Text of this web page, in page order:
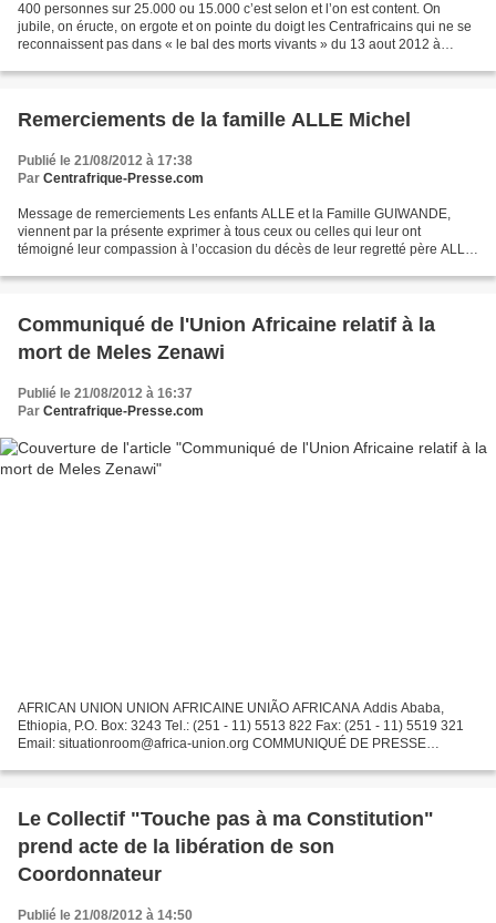
400 personnes sur 25.000 ou 15.000 c’est selon et l’on est content. On
jubile, on éructe, on ergote et on pointe du doigt les Centrafricains qui ne se
reconnaissent pas dans « le bal des morts vivants » du 13 aout 2012 à
Remerciements de la famille ALLE Michel
Publié le 21/08/2012 à 17:38
Par Centrafrique-Presse.com
Message de remerciements Les enfants ALLE et la Famille GUIWANDE,
viennent par la présente exprimer à tous ceux ou celles qui leur ont
témoigné leur compassion à l’occasion du décès de leur regretté père ALLE
Communiqué de l'Union Africaine relatif à la
mort de Meles Zenawi
Publié le 21/08/2012 à 16:37
Par Centrafrique-Presse.com
AFRICAN UNION UNION AFRICAINE UNIÃO AFRICANA Addis Ababa,
Ethiopia, P.O. Box: 3243 Tel.: (251 ‐ 11) 5513 822 Fax: (251 ‐ 11) 5519 321
Email: situationroom@africa‐union.org COMMUNIQUÉ DE PRESSE
Le Collectif "Touche pas à ma Constitution"
prend acte de la libération de son
Coordonnateur
Publié le 21/08/2012 à 14:50